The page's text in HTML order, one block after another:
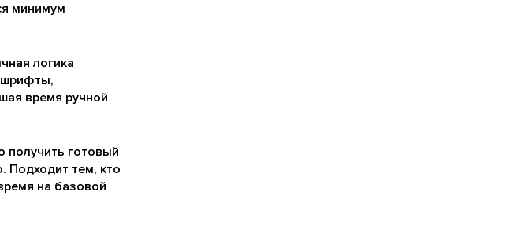
минимум
логика
шрифты,
время ручной
получить готовый
Подходит тем, кто
на базовой